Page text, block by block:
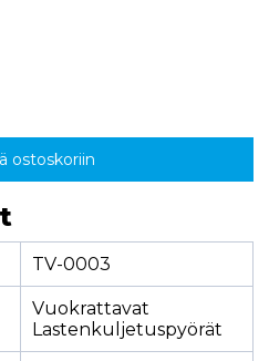
ostoskoriin
TV-0003
Vuokrattavat
Lastenkuljetuspyörät